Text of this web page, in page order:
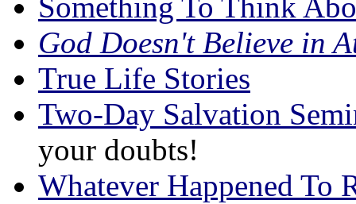
Something To Think
God Doesn't Believe in
True Life Stories
Two-Day Salvation
your doubts!
Whatever Happened To